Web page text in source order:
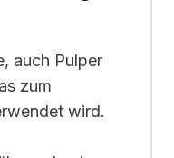
auch Pulper
zum
wird.